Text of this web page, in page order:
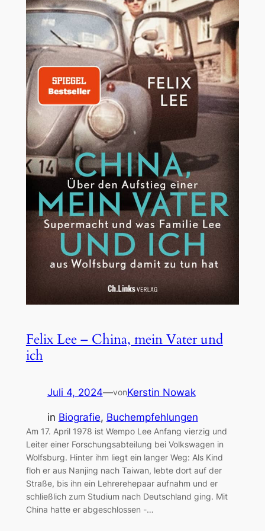
Felix Lee – China, mein Vater und
ich
Juli 4, 2024—vonKerstin Nowak
in Biografie, Buchempfehlungen
Am 17. April 1978 ist Wempo Lee Anfang vierzig und
Leiter einer Forschungsabteilung bei Volkswagen in
Wolfsburg. Hinter ihm liegt ein langer Weg: Als Kind
floh er aus Nanjing nach Taiwan, lebte dort auf der
Straße, bis ihn ein Lehrerehepaar aufnahm und er
schließlich zum Studium nach Deutschland ging. Mit
China hatte er abgeschlossen -…